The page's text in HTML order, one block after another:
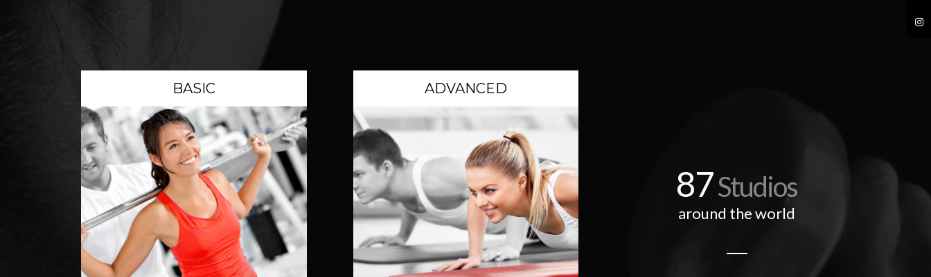
BASIC ADVANCED
87Studios
around the world